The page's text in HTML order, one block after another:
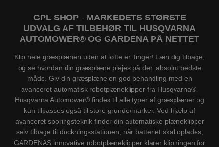
GPL SHOP - MARKEDETS STØRSTE
UDVALG AF TILBEHØR TIL HUSQVARNA
AUTOMOWER® OG GARDENA PÅ NETTET
Klip hele græsplænen uden at løfte en finger! Læn dig tilbage,
og se hvordan din græsplæne plejes på den absolut bedste
måde. Giv din græsplæne en god behandling med en
avanceret automatisk robotplæneklipper fra Husqvarna®.
Husqvarna Automower® findes til alle typer af græsplæner og
kan tilpasses også til store grunde/marker. Ved hjælp af
avanceret sporingsteknik finder din automatiske plæneklipper
selv tilbage til dockningsstationen, når batteriet skal oplades,
GARDENAS innovative robotplæneklipper klarer klipningen for